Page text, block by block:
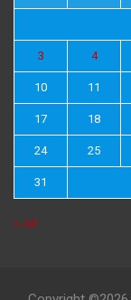
3 4
10 11
17 18
24 25
31
« Jul